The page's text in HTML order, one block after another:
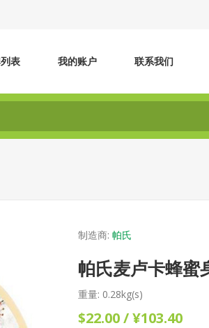
表 我的账户 联系我们
制造商: 帕氏
帕氏麦卢卡蜂蜜
重量: 0.28kg(s)
$22.00 / ¥103.40